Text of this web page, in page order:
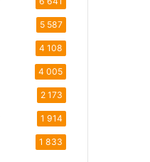
5 587
4 108
4 005
2 173
1 914
1 833